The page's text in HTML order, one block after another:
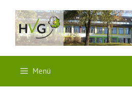
Inhalt
springen
Menü